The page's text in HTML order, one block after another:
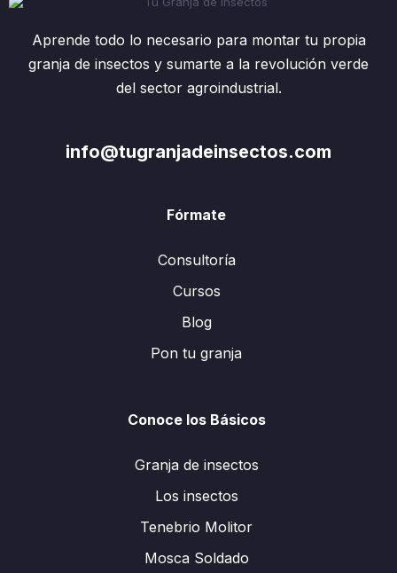
Aprende todo lo necesario para montar tu propia
granja de insectos y sumarte a la revolución verde
del sector agroindustrial.
info@tugranjadeinsectos.com
Fórmate
Consultoría
Cursos
Blog
Pon tu granja
Conoce los Básicos
Granja de insectos
Los insectos
Tenebrio Molitor
Mosca Soldado